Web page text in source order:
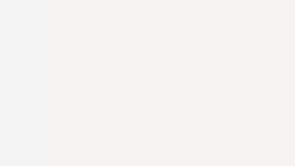
de mått du identifierat.